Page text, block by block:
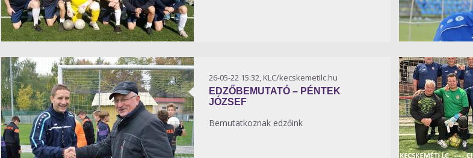
26-05-22 15:32, KLC/kecskemetilc.hu
EDZŐBEMUTATÓ – PÉNTEK
JÓZSEF
Bemutatkoznak edzőink